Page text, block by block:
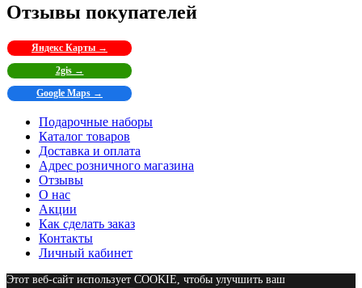
Отзывы покупателей
Яндекс Карты →
2gis →
Google Maps →
Подарочные наборы
Каталог товаров
Доставка и оплата
Адрес розничного магазина
Отзывы
О нас
Акции
Как сделать заказ
Контакты
Личный кабинет
Этот веб-сайт использует COOKIE, чтобы улучшить ваш